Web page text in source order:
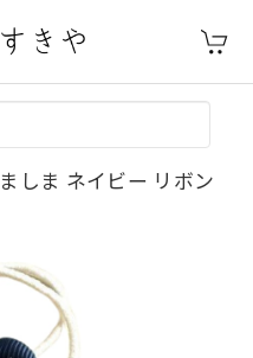
しま ネイビー リボン